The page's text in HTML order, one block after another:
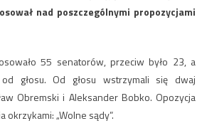
nad poszczególnymi propozycjami
55 senatorów, przeciw było 23, a
głosu. Od głosu wstrzymali się dwaj
Obremski i Aleksander Bobko. Opozycja
okrzykami: „Wolne sądy”.